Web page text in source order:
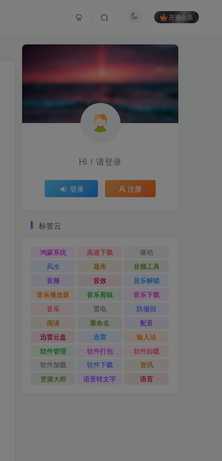
开通会员
HI！请登录
登录 注册
标签云
鸿蒙系统 高速下载
驱动
风水
题库
音频工具
音频
音效
音乐解锁
音乐播放器
音乐剪辑
音乐下载
音乐
雷电
防撤回
阅读
重命名
配音
迅雷云盘
迅雷
输入法
软件管理
软件打包
软件卸载
软件加载
软件下载
资讯
资源大师
语音转文字 语言